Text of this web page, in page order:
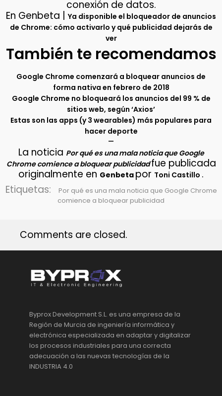
conexión de datos.
En Genbeta |Ya disponible el bloqueador de anuncios
de Chrome: cómo activarlo y qué publicidad dejarás de
ver
También te recomendamos
Google Chrome comenzará a bloquear anuncios de
forma nativa en febrero de 2018
Google Chrome no bloqueará los anuncios del 99 % de
sitios web, según ‘Axios’
Estas son las apps (y 3 wearables) más populares para
hacer deporte
–
La noticia Por qué es una mala noticia que Google
Chrome comience a bloquear publicidadfue publicada
originalmente en Genbeta por Toni Castillo .
Etiquetas:
Por qué es una mala noticia que Google Chrome
comience a bloquear publicidad
Comments are closed.
Byprox Development S.L. es una empresa de la
Región de Murcia de ingeniería informática y
electrónica especializada en adaptar y digitalizar
los procesos industriales para una correcta
adecuación a las nuevas tecnologías de la
INDUSTRIA 4.0